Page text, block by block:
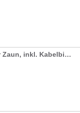
Sichtschutzplane für Zaun, inkl. Kabelbinder